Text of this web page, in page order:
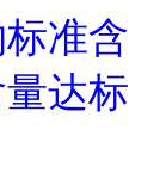
准含
达标